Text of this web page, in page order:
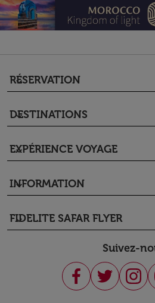
RÉSERVATION
keyboard_arrow_down
DESTINATIONS
keyboard_arrow_down
EXPÉRIENCE VOYAGE
keyboard_arrow_down
INFORMATION
keyboard_arrow_down
FIDELITE SAFAR FLYER
keyboard_arrow_down
Suivez-